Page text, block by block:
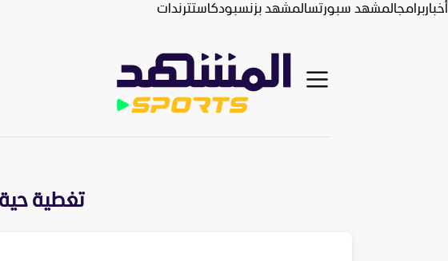
أخباربرامجالمشهد سبورتسالمشهد بزنسبودكاستترندات
تغطية